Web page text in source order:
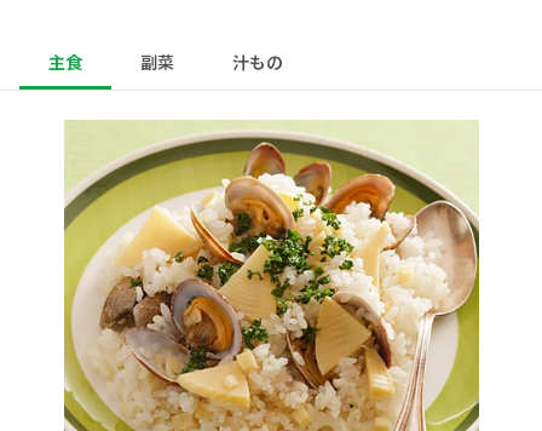
主食 副菜 汁もの